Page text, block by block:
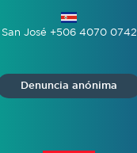
San José +506 4070 0742
Denuncia anónima